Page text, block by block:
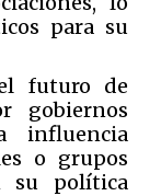
para su
futuro de
gobiernos
influencia
o grupos
su política